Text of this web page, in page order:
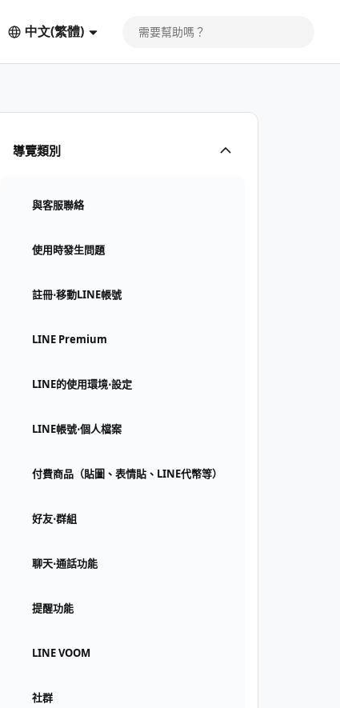
中文(繁體)
導覽類別
與客服聯絡
使用時發生問題
註冊⋅移動LINE帳號
LINE Premium
LINE的使用環境⋅設定
LINE帳號⋅個人檔案
付費商品（貼圖、表情貼、LINE代幣等）
好友⋅群組
聊天⋅通話功能
提醒功能
LINE VOOM
社群